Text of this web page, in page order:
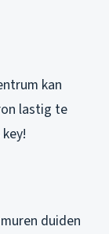
kan
lastig te
duiden